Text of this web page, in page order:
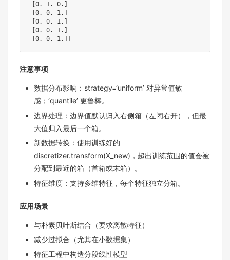
0. 1. 0.
0. 0. 1.
0. 0. 1.
0. 0. 1.
0. 0. 1.
注意事项
数据分布影响：strategy=‘uniform’ 对异常值敏
感；‘quantile’ 更鲁棒。
边界处理：边界值默认归入右侧箱（左闭右开），但最
大值归入最后一个箱。
新数据转换：使用训练好的
discretizer.transform(X_new)，超出训练范围的值会被
分配到最近的箱（首箱或末箱）。
特征维度：支持多维特征，每个特征独立分箱。
应用场景
与朴素贝叶斯结合（要求离散特征）
减少过拟合（尤其在小数据集）
特征工程中构造分段线性模型